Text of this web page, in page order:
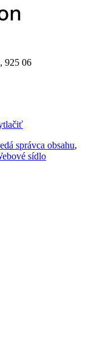
925 06
správca obsahu,
sídlo